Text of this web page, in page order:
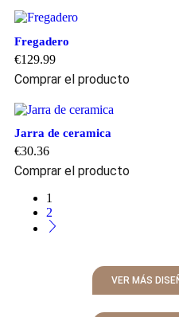
Fregadero
€129.99
Comprar el producto
Jarra de ceramica
€30.36
Comprar el producto
1
2
VER MÁS